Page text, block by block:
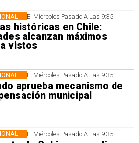
El Miércoles Pasado A Las 9:35
históricas en Chile:
alcanzan máximos
vistos
El Miércoles Pasado A Las 9:35
aprueba mecanismo de
municipal
El Miércoles Pasado A Las 9:35